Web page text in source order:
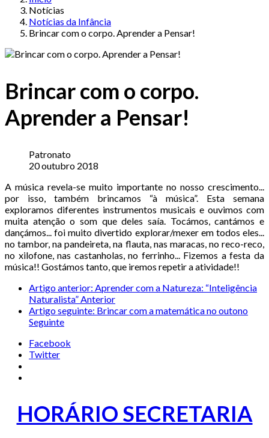
Notícias
Notícias da Infância
Brincar com o corpo. Aprender a Pensar!
Brincar com o corpo.
Aprender a Pensar!
Patronato
20 outubro 2018
A música revela-se muito importante no nosso crescimento...
por isso, também brincamos “à música”. Esta semana
exploramos diferentes instrumentos musicais e ouvimos com
muita atenção o som que deles saía. Tocámos, cantámos e
dançámos... foi muito divertido explorar/mexer em todos eles...
no tambor, na pandeireta, na flauta, nas maracas, no reco-reco,
no xilofone, nas castanholas, no ferrinho... Fizemos a festa da
música!! Gostámos tanto, que iremos repetir a atividade!!
Artigo anterior: Aprender com a Natureza: “Inteligência
Naturalista” Anterior
Artigo seguinte: Brincar com a matemática no outono
Seguinte
Facebook
Twitter
HORÁRIO SECRETARIA